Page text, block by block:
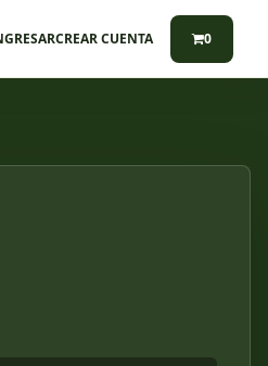
CREAR CUENTA 0